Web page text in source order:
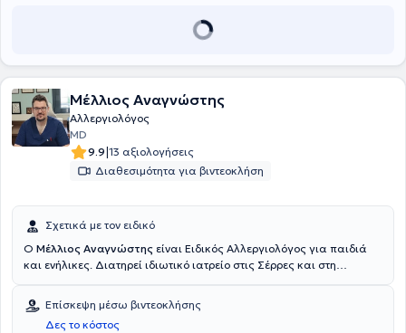
Μέλλιος Αναγνώστης
Αλλεργιολόγος
MD
9.9|13 αξιολογήσεις
Διαθεσιμότητα για βιντεοκλήση
Σχετικά με τον ειδικό
Ο Μέλλιος Αναγνώστης είναι Ειδικός Αλλεργιολόγος για παιδιά
και ενήλικες. Διατηρεί ιδιωτικό ιατρείο στις Σέρρες και στη
Πανεπιστημίου Θεσσαλονίκης. Ολοκλήρωσε την εξάσκηση
υπαίθρου στο Π.Ι. Λιμεναρίων Θάσου και ακολούθως ειδικεύτηκε
στην Α' Παθολογική του Γ.Ν.Σερρων και μετέπειτα στην
Επίσκεψη μέσω βιντεοκλήσης
Δες το κόστος